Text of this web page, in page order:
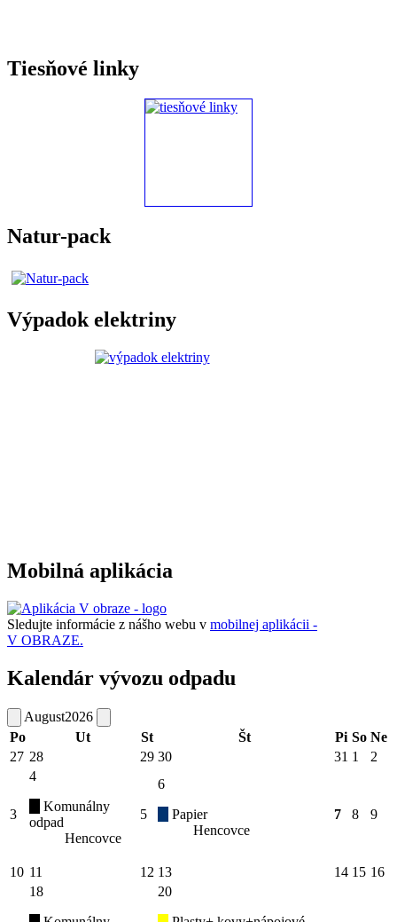
Tiesňové linky
Natur-pack
Výpadok elektriny
Mobilná aplikácia
Sledujte informácie z nášho webu v mobilnej aplikácii -
V OBRAZE.
Kalendár vývozu odpadu
August2026
Po
Ut St Št Pi So Ne
27 28 29 30 31 1 2
3
4
Komunálny
odpad
Hencovce
5
6
Papier
Hencovce
7 8 9
10 11 12 13 14 15 16
18
20